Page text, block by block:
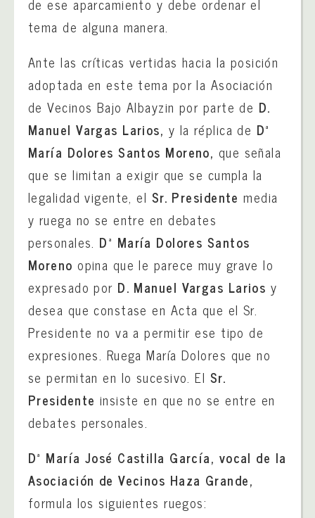
de ese aparcamiento y debe ordenar el
tema de alguna manera.
Ante las críticas vertidas hacia la posición
adoptada en este tema por la Asociación
de Vecinos Bajo Albayzin por parte de D.
Manuel Vargas Larios, y la réplica de Dª
María Dolores Santos Moreno, que señala
que se limitan a exigir que se cumpla la
legalidad vigente, el Sr. Presidente media
y ruega no se entre en debates
personales. Dª María Dolores Santos
Morenoopina que le parece muy grave lo
expresado por D. Manuel Vargas Larios y
desea que constase en Acta que el Sr.
Presidente no va a permitir ese tipo de
expresiones. Ruega María Dolores que no
se permitan en lo sucesivo. El Sr.
Presidente insiste en que no se entre en
debates personales.
Dª María José Castilla García, vocal de la
Asociación de Vecinos Haza Grande,
formula los siguientes ruegos: